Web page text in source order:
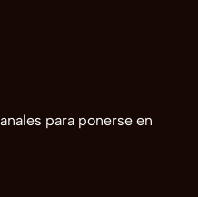
para ponerse en